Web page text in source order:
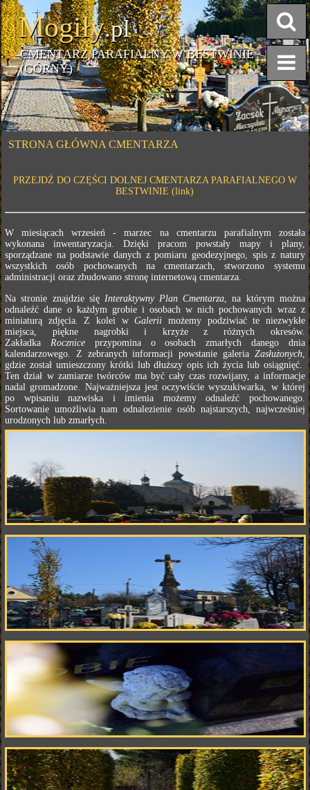
Mogiły.pl
CMENTARZ PARAFIALNY W BESTWINIE
(GÓRNY)
STRONA GŁÓWNA CMENTARZA
PRZEJDŹ DO CZĘŚCI DOLNEJ CMENTARZA PARAFIALNEGO W
BESTWINIE (link)
W miesiącach wrzesień - marzec na cmentarzu parafialnym została
wykonana inwentaryzacja. Dzięki pracom powstały mapy i plany,
sporządzane na podstawie danych z pomiaru geodezyjnego, spis z natury
wszystkich osób pochowanych na cmentarzach, stworzono systemu
administracji oraz zbudowano stronę internetową cmentarza.
Na stronie znajdzie się Interaktywny Plan Cmentarza, na którym można
odnaleźć dane o każdym grobie i osobach w nich pochowanych wraz z
miniaturą zdjęcia. Z kolei wGalerii możemy podziwiać te niezwykłe
miejsca, piękne nagrobki i krzyże z różnych okresów.
ZakładkaRocznice przypomina o osobach zmarłych danego dnia
kalendarzowego. Z zebranych informacji powstanie galeria Zasłużonych,
gdzie został umieszczony krótki lub dłuższy opis ich życia lub osiągnięć.
Ten dział w zamiarze twórców ma być cały czas rozwijany, a informacje
nadal gromadzone. Najważniejsza jest oczywiście wyszukiwarka, w której
po wpisaniu nazwiska i imienia możemy odnaleźć pochowanego.
Sortowanie umożliwia nam odnalezienie osób najstarszych, najwcześniej
urodzonych lub zmarłych.